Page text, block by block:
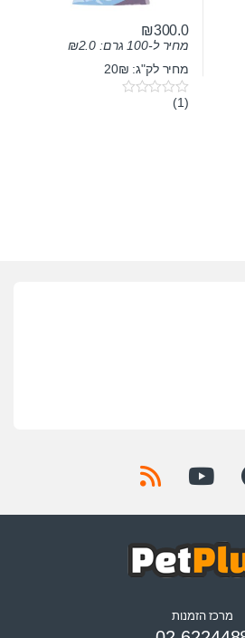
₪300.0
מחיר ל-100 גרם: ₪2.0
מחיר לק"ג: 20₪
0(1)
מרכז הזמנות